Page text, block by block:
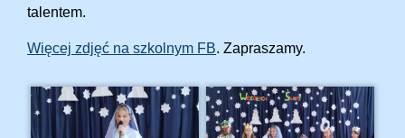
talentem.
Więcej zdjęć na szkolnym FB. Zapraszamy.